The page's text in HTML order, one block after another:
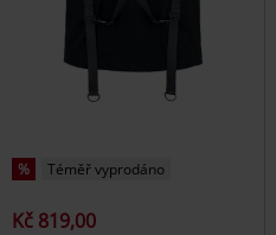
% Téměř vyprodáno
Kč 819,00